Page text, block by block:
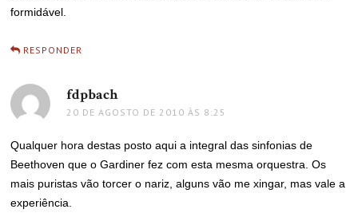
formidável.
RESPONDER
fdpbachdisse:
20 DE AGOSTO DE 2010 ÀS 8:25
Qualquer hora destas posto aqui a integral das sinfonias de
Beethoven que o Gardiner fez com esta mesma orquestra. Os
mais puristas vão torcer o nariz, alguns vão me xingar, mas vale a
experiência.